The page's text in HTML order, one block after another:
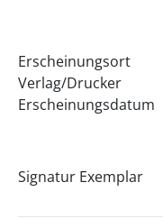
Erscheinungsort
Verlag/Drucker
Erscheinungsdatum
Signatur Exemplar